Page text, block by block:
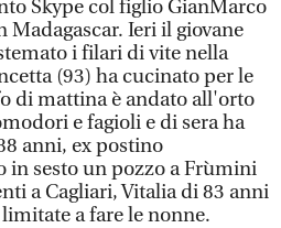
Skype col figlio GianMarco
Madagascar. Ieri il giovane
i filari di vite nella
(93) ha cucinato per le
di mattina è andato all'orto
e fagioli e di sera ha
anni, ex postino
in sesto un pozzo a Frùmini
a Cagliari, Vitalia di 83 anni
a fare le nonne.